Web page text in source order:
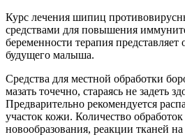
Курс лечения шипиц
средствами для повышения
беременности терапия представляет
будущего малыша.
Средства для местной обработки
мазать точечно, стараясь не задеть
Предварительно рекомендуется
участок кожи. Количество обработок
новообразования, реакции тканей на